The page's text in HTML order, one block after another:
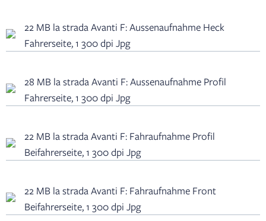
22 MB la strada Avanti F: Aussenaufnahme Heck
Fahrerseite, 1 300 dpi Jpg
28 MB la strada Avanti F: Aussenaufnahme Profil
Fahrerseite, 1 300 dpi Jpg
22 MB la strada Avanti F: Fahraufnahme Profil
Beifahrerseite, 1 300 dpi Jpg
22 MB la strada Avanti F: Fahraufnahme Front
Beifahrerseite, 1 300 dpi Jpg